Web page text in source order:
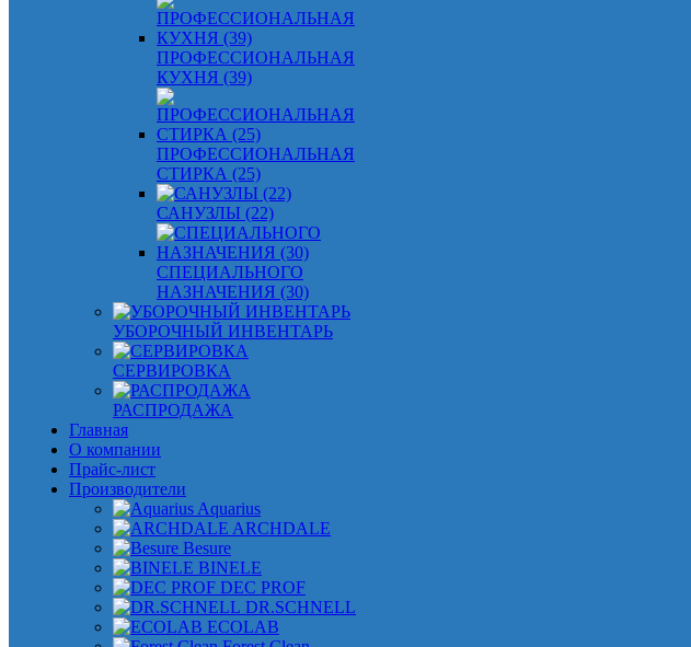
ПРОФЕССИОНАЛЬНАЯ
КУХНЯ (39)
ПРОФЕССИОНАЛЬНАЯ
СТИРКА (25)
САНУЗЛЫ (22)
СПЕЦИАЛЬНОГО
НАЗНАЧЕНИЯ (30)
УБОРОЧНЫЙ ИНВЕНТАРЬ
СЕРВИРОВКА
РАСПРОДАЖА
Главная
О компании
Прайс-лист
Производители
Aquarius
ARCHDALE
Besure
BINELE
DEC PROF
DR.SCHNELL
ECOLAB